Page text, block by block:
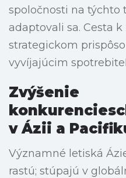
spoločnosti na týchto
adaptovali sa. Cesta
strategickom
vyvíjajúcim
Zvýšenie
v Ázii a
Významné letiská
rastú; stúpajú v